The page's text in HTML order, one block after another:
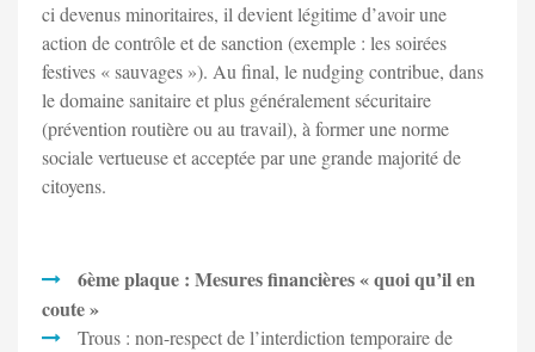
ci devenus minoritaires, il devient légitime d’avoir une
action de contrôle et de sanction (exemple : les soirées
festives « sauvages »). Au final, le nudging contribue, dans
le domaine sanitaire et plus généralement sécuritaire
(prévention routière ou au travail), à former une norme
sociale vertueuse et acceptée par une grande majorité de
citoyens.
6ème plaque : Mesures financières « quoi qu’il en
coute »
Trous : non-respect de l’interdiction temporaire de